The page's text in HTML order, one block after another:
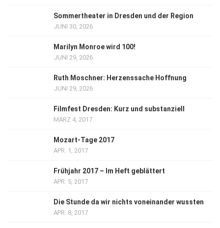
Sommertheater in Dresden und der Region
JUNI 30, 2026
Marilyn Monroe wird 100!
JUNI 29, 2026
Ruth Moschner: Herzenssache Hoffnung
JUNI 29, 2026
Filmfest Dresden: Kurz und substanziell
MÄRZ 4, 2017
Mozart-Tage 2017
APR. 1, 2017
Frühjahr 2017 – Im Heft geblättert
APR. 5, 2017
Die Stunde da wir nichts voneinander wussten
APR. 8, 2017